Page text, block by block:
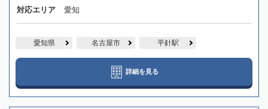
対応エリア 愛知
愛知県 名古屋市 平針駅
詳細を見る